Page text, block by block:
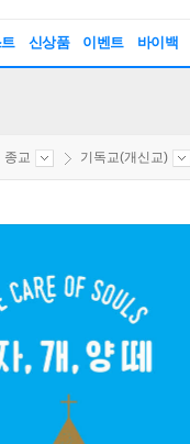
신상품 이벤트 바이백
종교 기독교(개신교)